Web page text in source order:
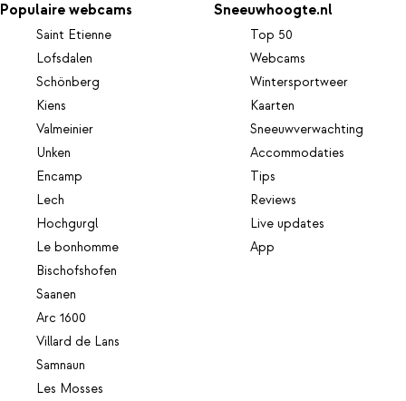
Populaire webcams
Saint Etienne
Lofsdalen
Schönberg
Kiens
Valmeinier
Unken
Encamp
Lech
Hochgurgl
Le bonhomme
Bischofshofen
Saanen
Arc 1600
Villard de Lans
Samnaun
Les Mosses
Sneeuwhoogte.nl
Top 50
Webcams
Wintersportweer
Kaarten
Sneeuwverwachting
Accommodaties
Tips
Reviews
Live updates
App